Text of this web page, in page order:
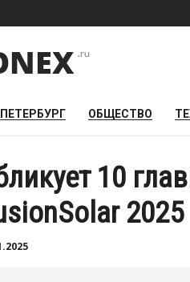
ПЕТЕРБУРГ ОБЩЕСТВО
10
2025